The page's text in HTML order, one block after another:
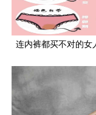
连内裤都买不对的女